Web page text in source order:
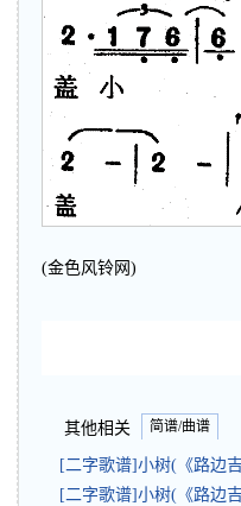
(金色风铃网)
其他相关 简谱/曲谱
[二字歌谱]小树(《路边
[二字歌谱]小树(《路边